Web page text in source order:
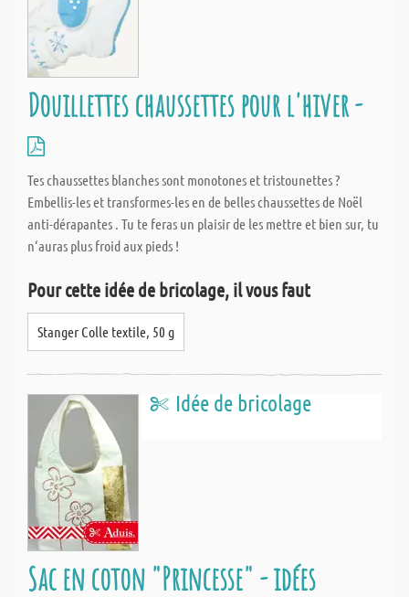
Douillettes chaussettes pour l'hiver -
Tes chaussettes blanches sont monotones et tristounettes ?
Embellis-les et transformes-les en de belles chaussettes de Noël
anti-dérapantes . Tu te feras un plaisir de les mettre et bien sur, tu
n‘auras plus froid aux pieds !
Pour cette idée de bricolage, il vous faut
Stanger Colle textile, 50 g
Idée de bricolage
Sac en coton "Princesse" - idées